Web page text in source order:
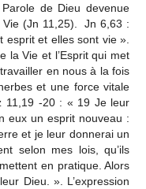
de Dieu devenue
Vie (Jn 11,25). Jn 6,63 :
esprit et elles sont vie ».
la Vie et l’Esprit qui met
en nous à la fois
et une force vitale
11,19 -20 : « 19 Je leur
eux un esprit nouveau :
et je leur donnerai un
selon mes lois, qu’ils
en pratique. Alors
Dieu. ». L’expression